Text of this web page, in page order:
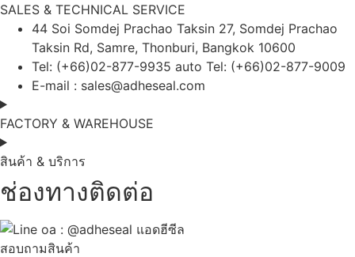
SALES & TECHNICAL SERVICE
44 Soi Somdej Prachao Taksin 27, Somdej Prachao
Taksin Rd, Samre, Thonburi, Bangkok 10600
Tel: (+66)02-877-9935 auto Tel: (+66)02-877-9009
E-mail : sales@adheseal.com
FACTORY & WAREHOUSE
สินค้า & บริการ
ช่องทางติดต่อ
สอบถามสินค้า